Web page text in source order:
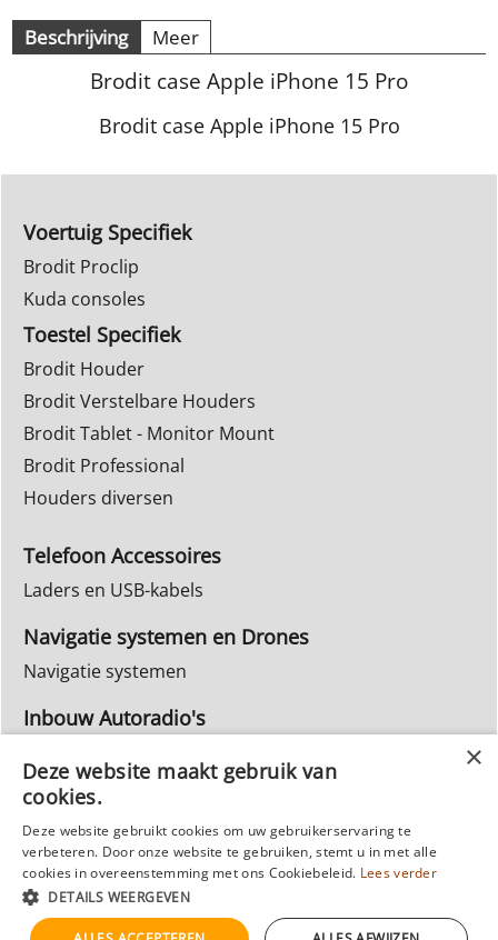
Beschrijving Meer
Brodit case Apple iPhone 15 Pro
Brodit case Apple iPhone 15 Pro
Voertuig Specifiek
Brodit Proclip
Kuda consoles
Toestel Specifiek
Brodit Houder
Brodit Verstelbare Houders
Brodit Tablet - Monitor Mount
Brodit Professional
Houders diversen
Telefoon Accessoires
Laders en USB-kabels
Navigatie systemen en Drones
Navigatie systemen
Inbouw Autoradio's
Ruilen & Retourneren
Privacy
Reparatie
Deze website maakt gebruik van
cookies.
Deze website gebruikt cookies om uw gebruikerservaring te
verbeteren. Door onze website te gebruiken, stemt u in met alle
cookies in overeenstemming met ons Cookiebeleid. Lees verder
DETAILS WEERGEVEN